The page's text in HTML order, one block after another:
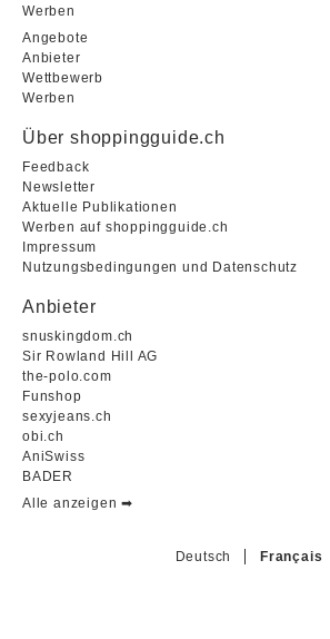
Werben
Angebote
Anbieter
Wettbewerb
Werben
Über shoppingguide.ch
Feedback
Newsletter
Aktuelle Publikationen
Werben auf shoppingguide.ch
Impressum
Nutzungsbedingungen und Datenschutz
Anbieter
snuskingdom.ch
Sir Rowland Hill AG
the-polo.com
Funshop
sexyjeans.ch
obi.ch
AniSwiss
BADER
Alle anzeigen ➡︎
Deutsch Français